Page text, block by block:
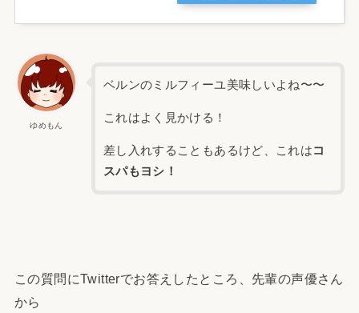
ゆめもん
ベルンのミルフィーユ美味しいよね〜〜
これはよく見かける！
差し入れすることもあるけど、これはコ
スパもヨシ！
この質問にTwitterでお答えしたところ、先輩の声優さん
から